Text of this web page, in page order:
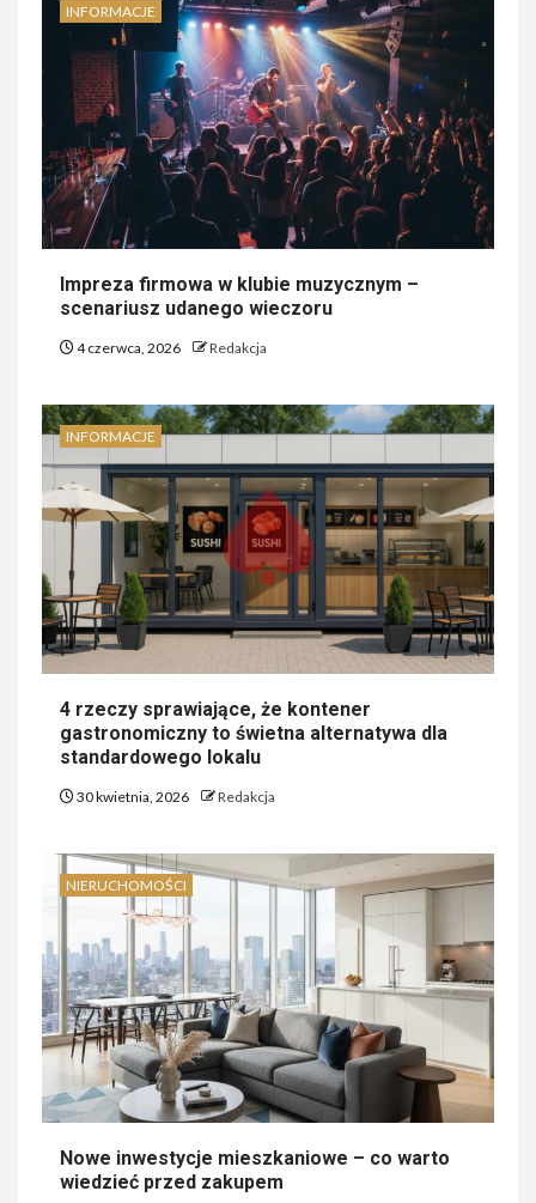
INFORMACJE
Impreza firmowa w klubie muzycznym –
scenariusz udanego wieczoru
4 czerwca, 2026 Redakcja
INFORMACJE
4 rzeczy sprawiające, że kontener
gastronomiczny to świetna alternatywa dla
standardowego lokalu
30 kwietnia, 2026 Redakcja
NIERUCHOMOŚCI
Nowe inwestycje mieszkaniowe – co warto
wiedzieć przed zakupem